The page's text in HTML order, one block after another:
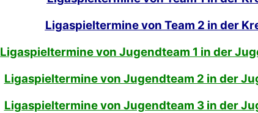
Ligaspieltermine von Team 2 in der
Ligaspieltermine von Jugendteam 1 in der
Ligaspieltermine von Jugendteam 2 in der
Ligaspieltermine von Jugendteam 3 in der